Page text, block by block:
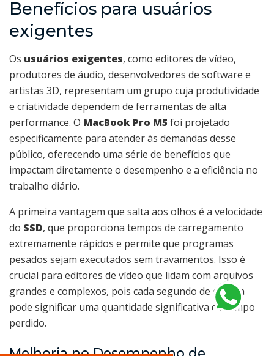
Benefícios para usuários
exigentes
Os usuários exigentes, como editores de vídeo,
produtores de áudio, desenvolvedores de software e
artistas 3D, representam um grupo cuja produtividade
e criatividade dependem de ferramentas de alta
performance. O MacBook Pro M5 foi projetado
especificamente para atender às demandas desse
público, oferecendo uma série de benefícios que
impactam diretamente o desempenho e a eficiência no
trabalho diário.
A primeira vantagem que salta aos olhos é a velocidade
do SSD, que proporciona tempos de carregamento
extremamente rápidos e permite que programas
pesados sejam executados sem travamentos. Isso é
crucial para editores de vídeo que lidam com arquivos
grandes e complexos, pois cada segundo de espera
pode significar uma quantidade significativa de tempo
perdido.